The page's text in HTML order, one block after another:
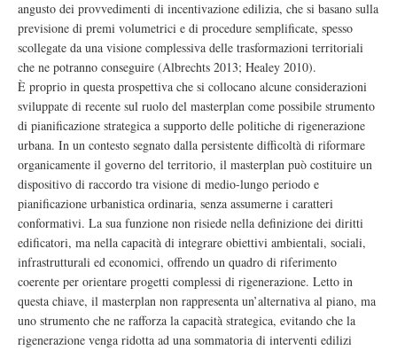
angusto dei provvedimenti di incentivazione edilizia, che si basano sulla
previsione di premi volumetrici e di procedure semplificate, spesso
scollegate da una visione complessiva delle trasformazioni territoriali
che ne potranno conseguire (Albrechts 2013; Healey 2010).
È proprio in questa prospettiva che si collocano alcune considerazioni
sviluppate di recente sul ruolo del masterplan come possibile strumento
di pianificazione strategica a supporto delle politiche di rigenerazione
urbana. In un contesto segnato dalla persistente difficoltà di riformare
organicamente il governo del territorio, il masterplan può costituire un
dispositivo di raccordo tra visione di medio-lungo periodo e
pianificazione urbanistica ordinaria, senza assumerne i caratteri
conformativi. La sua funzione non risiede nella definizione dei diritti
edificatori, ma nella capacità di integrare obiettivi ambientali, sociali,
infrastrutturali ed economici, offrendo un quadro di riferimento
coerente per orientare progetti complessi di rigenerazione. Letto in
questa chiave, il masterplan non rappresenta un’alternativa al piano, ma
uno strumento che ne rafforza la capacità strategica, evitando che la
rigenerazione venga ridotta ad una sommatoria di interventi edilizi